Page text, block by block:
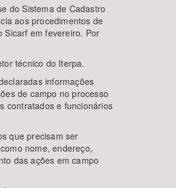
do Sistema de Cadastro
aos procedimentos de
Sicarf em fevereiro. Por
técnico do Iterpa.
informações
de campo no processo
contratados e funcionários
que precisam ser
nome, endereço,
das ações em campo